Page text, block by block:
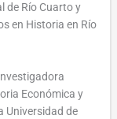
de Río Cuarto y
en Historia en Río
Económica y
Universidad de